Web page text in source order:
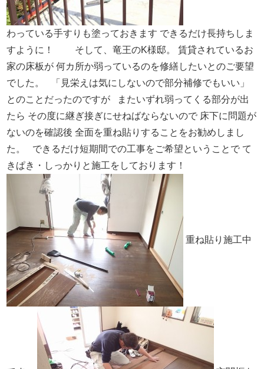
わっている手すりも塗っておきます できるだけ長持ちしま
すように！
そして、竜王のK様邸。
賃貸されているお
家の床板が 何カ所か弱っているのを修繕したいとのご要望
でした。
「見栄えは気にしないので部分補修でもいい」
とのことだったのですが
またいずれ弱ってくる部分が出
たら その度に継ぎ接ぎにせねばならないので 床下に問題が
ないのを確認後 全面を重ね貼りすることをお勧めしまし
た。
できるだけ短期間での工事をご希望ということで て
きぱき・しっかりと施工をしております！
重ね貼り施工中